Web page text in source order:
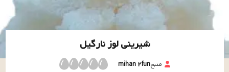
شیرینی لوز نارگیل
منبعmihan ۲fun